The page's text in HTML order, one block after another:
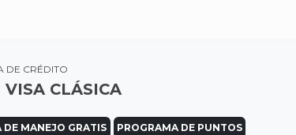
DE CRÉDITO
VISA CLÁSICA
DE MANEJO GRATIS PROGRAMA DE PUNTOS